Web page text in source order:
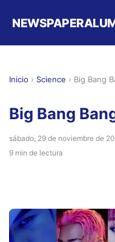
Inicio › Science › Big Bang
Big Bang
sábado, 29 de noviembre de
9 min de lectura